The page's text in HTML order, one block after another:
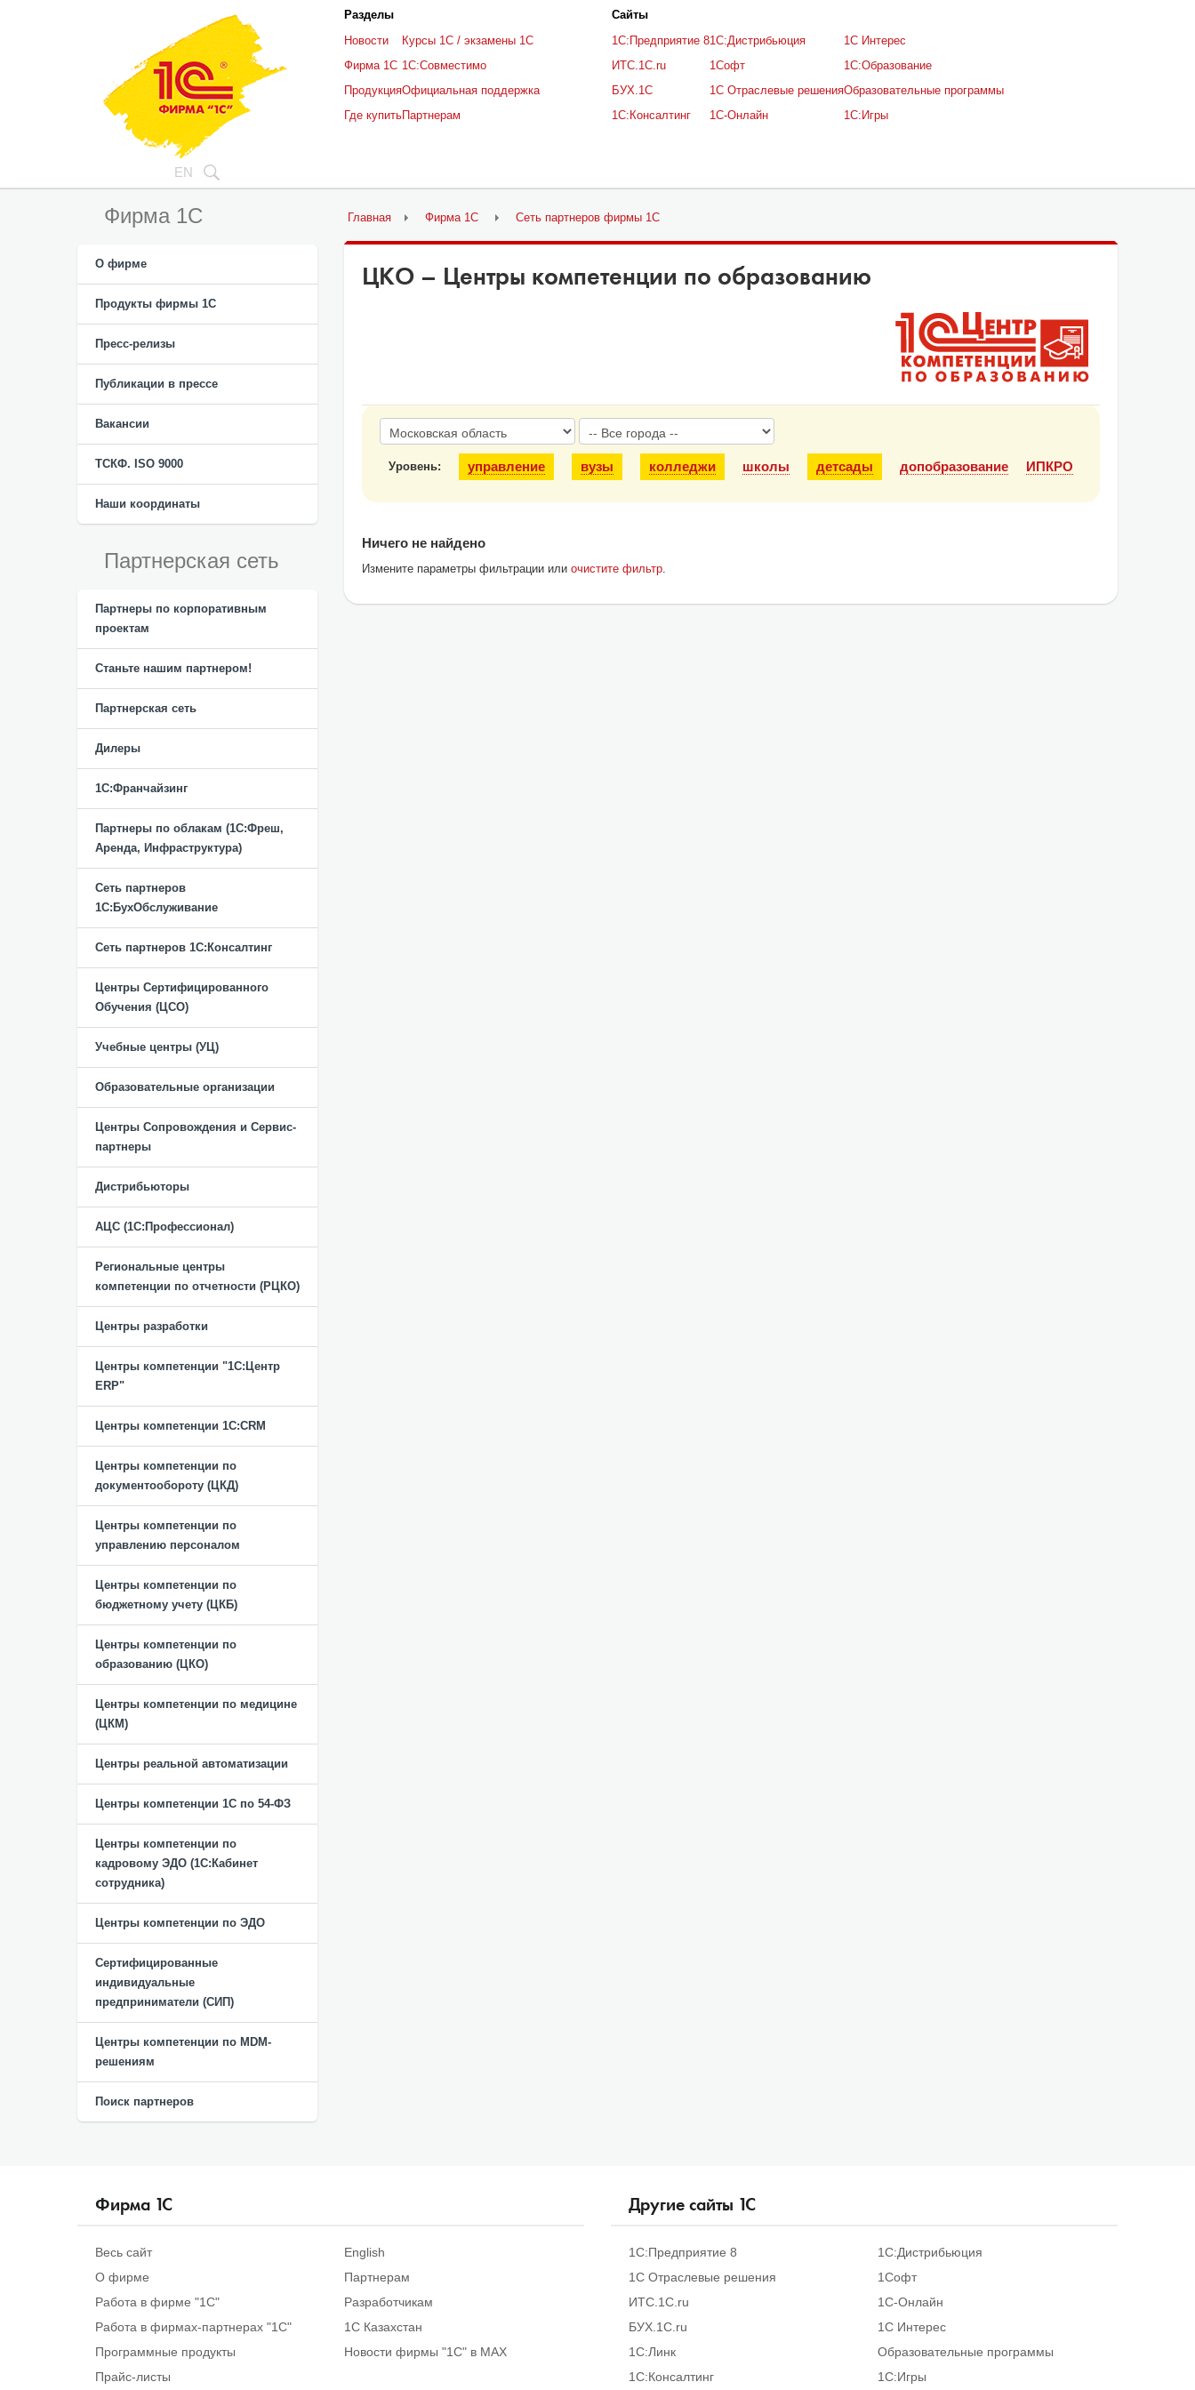
EN
Разделы
Новости
Фирма 1С
Продукция
Где купить
Курсы 1С / экзамены 1С
1С:Совместимо
Официальная поддержка
Партнерам
Cайты
1С:Предприятие 8
ИТС.1C.ru
БУХ.1С
1С:Консалтинг
1С:Дистрибьюция
1Софт
1С Отраслевые решения
1С-Онлайн
1С Интерес
1С:Образование
Образовательные программы
1С:Игры
Фирма 1С
О фирме
Продукты фирмы 1C
Пресс-релизы
Публикации в прессе
Вакансии
ТСКФ. ISO 9000
Наши координаты
Партнерская сеть
Партнеры по корпоративным
проектам
Станьте нашим партнером!
Партнерская сеть
Дилеры
1С:Франчайзинг
Партнеры по облакам (1С:Фреш,
Аренда, Инфраструктура)
Сеть партнеров
1С:БухОбслуживание
Сеть партнеров 1С:Консалтинг
Центры Сертифицированного
Обучения (ЦСО)
Учебные центры (УЦ)
Образовательные организации
Центры Сопровождения и Сервис-
партнеры
Дистрибьюторы
АЦС (1С:Профессионал)
Региональные центры
компетенции по отчетности (РЦКО)
Центры разработки
Центры компетенции "1С:Центр
ERP"
Центры компетенции 1C:CRM
Центры компетенции по
документообороту (ЦКД)
Центры компетенции по
управлению персоналом
Центры компетенции по
бюджетному учету (ЦКБ)
Центры компетенции по
образованию (ЦКО)
Центры компетенции по медицине
(ЦКМ)
Центры реальной автоматизации
Центры компетенции 1С по 54-ФЗ
Центры компетенции по
кадровому ЭДО (1С:Кабинет
сотрудника)
Центры компетенции по ЭДО
Сертифицированные
индивидуальные
предприниматели (СИП)
Центры компетенции по MDM-
решениям
Поиск партнеров
Главная Фирма 1С Сеть партнеров фирмы 1С
ЦКО – Центры компетенции по образованию
Уровень: управление вузы колледжи школы детсады допобразование ИПКРО
Ничего не найдено
Измените параметры фильтрации или очистите фильтр.
Фирма 1С
Весь сайт
О фирме
Работа в фирме "1С"
Работа в фирмах-партнерах "1С"
Программные продукты
Прайс-листы
English
Партнерам
Разработчикам
1С Казахстан
Новости фирмы "1С" в MAX
Другие сайты 1С
1С:Предприятие 8
1С Отраслевые решения
ИТС.1C.ru
БУХ.1С.ru
1С:Линк
1С:Консалтинг
1С:Дистрибьюция
1Софт
1С-Онлайн
1С Интерес
Образовательные программы
1С:Игры